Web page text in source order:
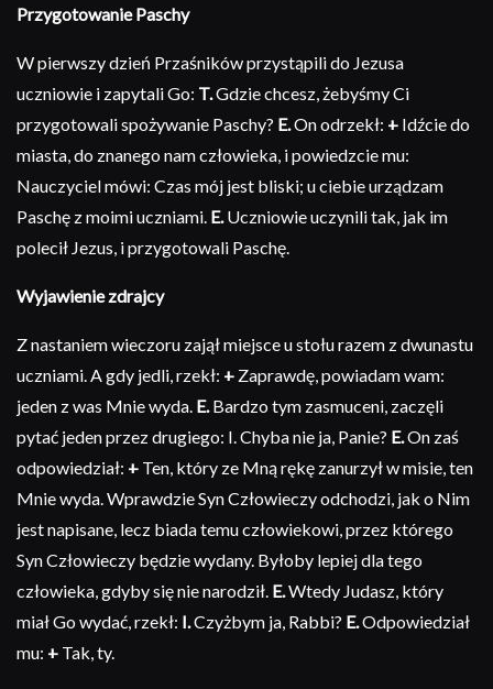
Przygotowanie Paschy
W pierwszy dzień Przaśników przystąpili do Jezusa
uczniowie i zapytali Go: T.Gdzie chcesz, żebyśmy Ci
przygotowali spożywanie Paschy? E.On odrzekł: + Idźcie do
miasta, do znanego nam człowieka, i powiedzcie mu:
Nauczyciel mówi: Czas mój jest bliski; u ciebie urządzam
Paschę z moimi uczniami. E.Uczniowie uczynili tak, jak im
polecił Jezus, i przygotowali Paschę.
Wyjawienie zdrajcy
Z nastaniem wieczoru zajął miejsce u stołu razem z dwunastu
uczniami. A gdy jedli, rzekł: + Zaprawdę, powiadam wam:
jeden z was Mnie wyda. E.Bardzo tym zasmuceni, zaczęli
pytać jeden przez drugiego: I. Chyba nie ja, Panie? E.On zaś
odpowiedział: + Ten, który ze Mną rękę zanurzył w misie, ten
Mnie wyda. Wprawdzie Syn Człowieczy odchodzi, jak o Nim
jest napisane, lecz biada temu człowiekowi, przez którego
Syn Człowieczy będzie wydany. Byłoby lepiej dla tego
człowieka, gdyby się nie narodził. E.Wtedy Judasz, który
miał Go wydać, rzekł: I.Czyżbym ja, Rabbi? E.Odpowiedział
mu: + Tak, ty.